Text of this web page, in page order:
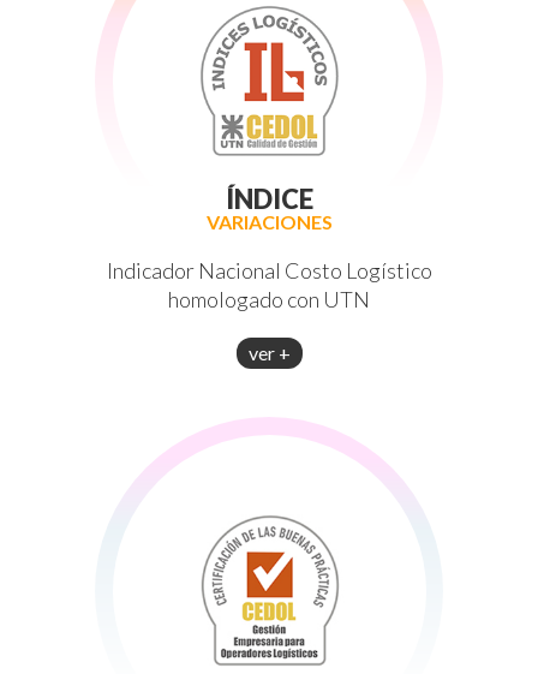
ÍNDICE
VARIACIONES
Indicador Nacional Costo Logístico
homologado con UTN
ver +